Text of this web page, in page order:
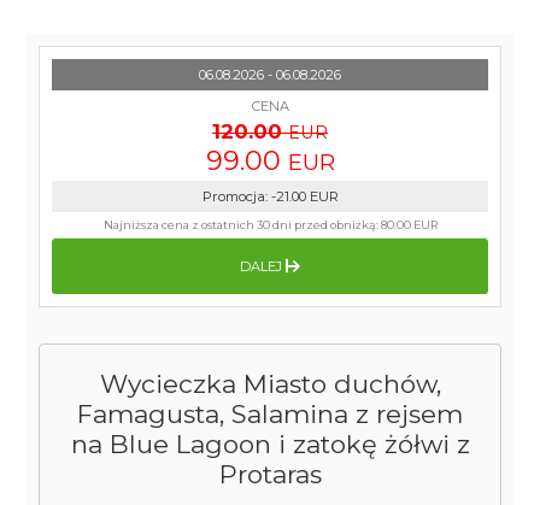
Wycieczka Miasto duchów,
Famagusta, Salamina z rejsem
na Blue Lagoon i zatokę żółwi z
Protaras
06.08.2026 - 06.08.2026
CENA
120.00 EUR
99.00 EUR
Promocja: -21.00 EUR
Najniższa cena z ostatnich 30 dni przed obniżką:80.00 EUR
DALEJ